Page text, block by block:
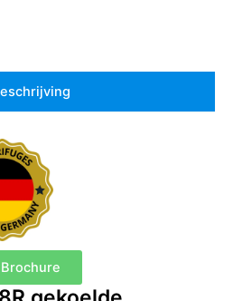
Brochure